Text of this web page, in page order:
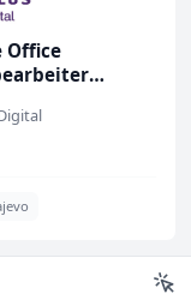
Office
deutschen